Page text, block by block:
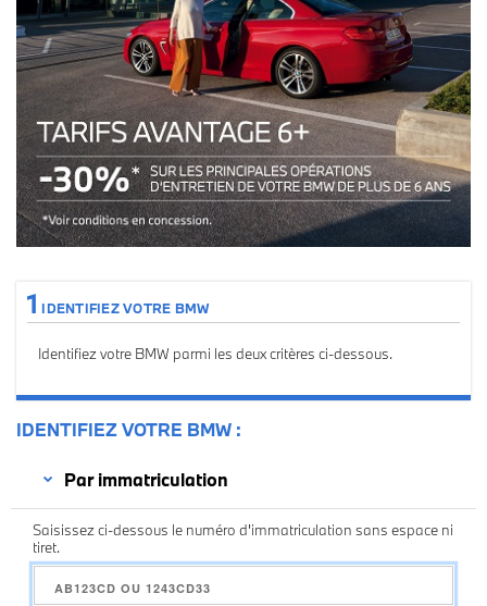
1 IDENTIFIEZ VOTRE BMW
Identifiez votre BMW parmi les deux critères ci-dessous.
IDENTIFIEZ VOTRE BMW
Par immatriculation
Saisissez ci-dessous le numéro d'immatriculation sans espace ni
tiret.